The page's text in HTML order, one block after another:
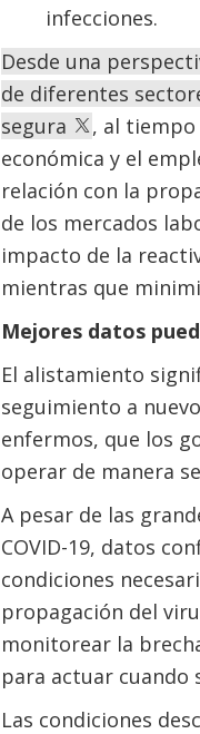
infecciones.
Desde una
de diferentes
segura
, al tiempo
económica y el
relación con la
de los mercados
impacto de la
mientras que
Mejores datos
El alistamiento
seguimiento a
enfermos, que los
operar de manera
A pesar de las
COVID-19, datos
condiciones
propagación del
monitorear la
para actuar cuando
Las condiciones